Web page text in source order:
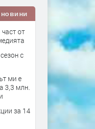
от
с
ми е
3,3 млн.
за 14